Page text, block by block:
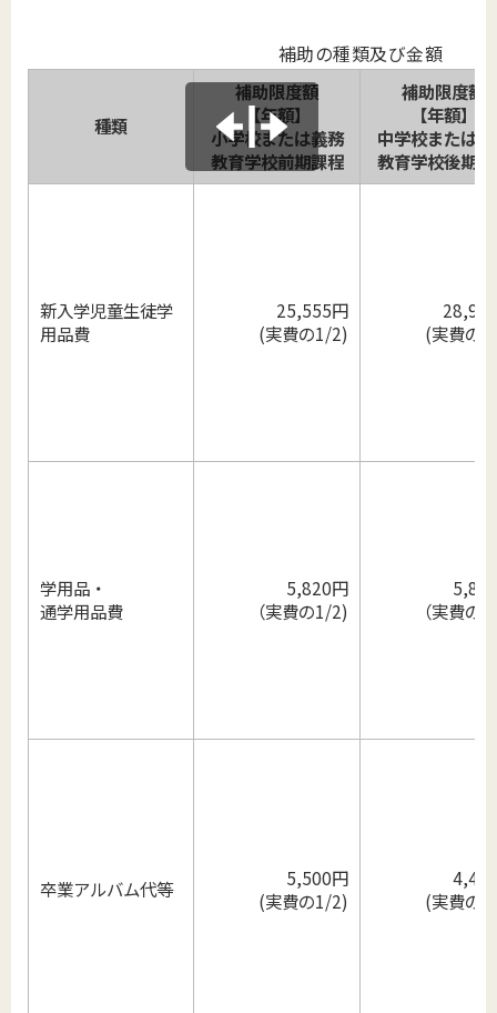
補助の種類及び金額
種類
補助限度額
【年額】
小学校または義務
教育学校前期課程
補助限度額
【年額】
中学校または
教育学校後期
新入学児童生徒学
用品費
25,555円
(実費の1/2)
(実費の
学用品・
通学用品費
5,820円
（実費の1/2)
（実費の
卒業アルバム代等
5,500円
(実費の1/2)
(実費の